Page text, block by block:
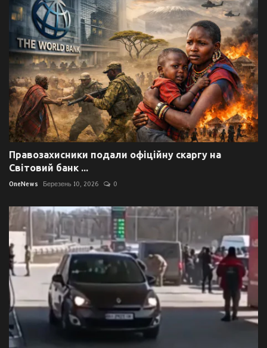
Правозахисники подали офіційну скаргу на
Світовий банк ...
OneNews Березень 10, 2026 0